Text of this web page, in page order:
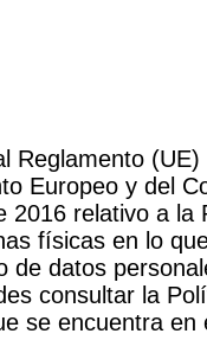
Reglamento
Europeo y del
2016 relativo a la
físicas en lo
de datos
consultar la
se encuentra en